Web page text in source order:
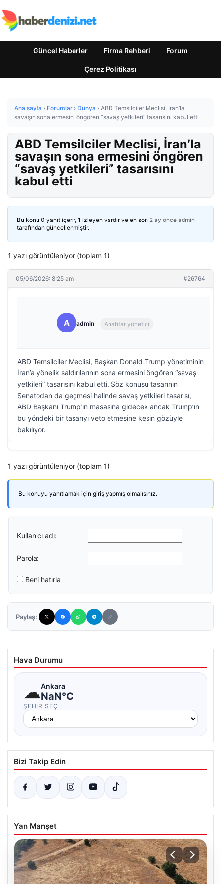
Güncel Haberler Firma Rehberi Forum
Çerez Politikası
Ana sayfa › Forumlar › Dünya › ABD Temsilciler Meclisi, İran’la
savaşın sona ermesini öngören “savaş yetkileri” tasarısını kabul etti
ABD Temsilciler Meclisi, İran’la
savaşın sona ermesini öngören
“savaş yetkileri” tasarısını
kabul etti
Bu konu 0 yanıt içerir, 1 izleyen vardır ve en son 2 ay önce admin
tarafından güncellenmiştir.
1 yazı görüntüleniyor (toplam 1)
05/06/2026: 8:25 am #26764
A admin Anahtar yönetici
ABD Temsilciler Meclisi, Başkan Donald Trump yönetiminin
İran’a yönelik saldırılarının sona ermesini öngören “savaş
yetkileri” tasarısını kabul etti. Söz konusu tasarının
Senatodan da geçmesi halinde savaş yetkileri tasarısı,
ABD Başkanı Trump’ın masasına gidecek ancak Trump’ın
bu yöndeki bir tasarıyı veto etmesine kesin gözüyle
bakılıyor.
1 yazı görüntüleniyor (toplam 1)
Bu konuyu yanıtlamak için giriş yapmış olmalısınız.
Kullanıcı adı:
Parola:
Beni hatırla
Paylaş:
Hava Durumu
☁Ankara
NaN°C
ŞEHIR SEÇ
Bizi Takip Edin
Yan Manşet